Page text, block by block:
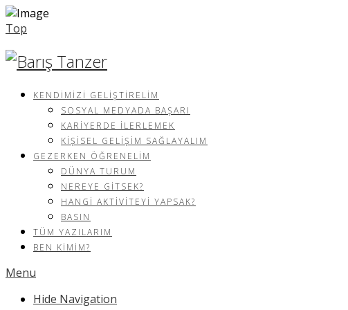
Top
KENDIMIZI GELIŞTIRELIM
SOSYAL MEDYADA BAŞARI
KARIYERDE İLERLEMEK
KIŞISEL GELIŞIM SAĞLAYALIM
GEZERKEN ÖĞRENELIM
DÜNYA TURUM
NEREYE GITSEK?
HANGI AKTIVITEYI YAPSAK?
BASIN
TÜM YAZILARIM
BEN KIMIM?
Menu
Hide Navigation